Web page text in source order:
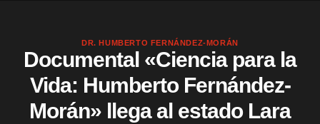
DR. HUMBERTO FERNÁNDEZ-MORÁN
Documental «Ciencia para la
Vida: Humberto Fernández-
Morán» llega al estado Lara